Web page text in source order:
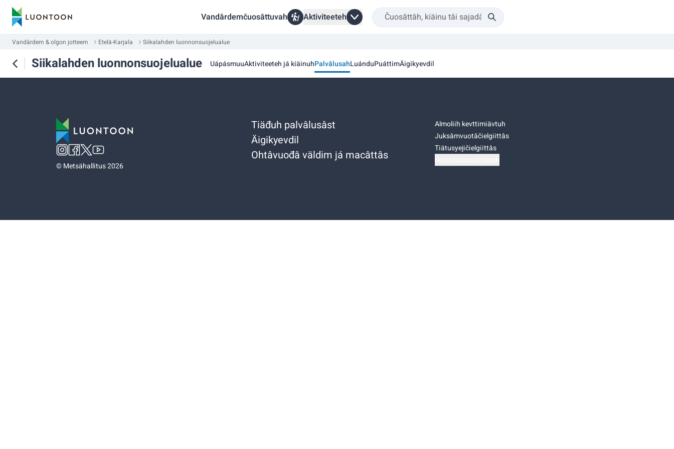
Vandârdemčuosâttuvah Aktiviteeteh
Vandârdem & olgon jotteem Etelä-Karjala Siikalahden luonnonsuojelualue
Siikalahden luonnonsuojelualue UápásmuuAktiviteeteh já kiäinuhPalvâlusahLuánduPuáttimÄigikyevdil
©Metsähallitus 2026
Tiäđuh palvâlusâst
Äigikyevdil
Ohtâvuođâ väldim já macâttâs
Almoliih kevttimiävtuh
Juksâmvuotâčielgiittâs
Tiätusyejičielgiittâs